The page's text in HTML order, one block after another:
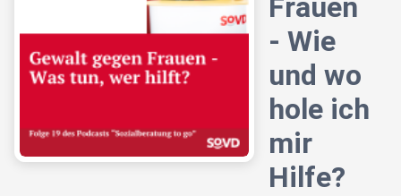
Frauen
- Wie
und wo
hole ich
mir
Hilfe?